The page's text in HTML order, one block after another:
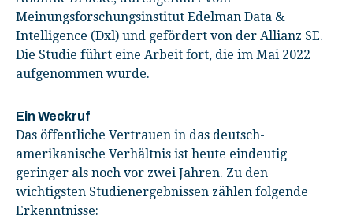
Meinungsforschungsinstitut Edelman Data &
Intelligence (Dxl) und gefördert von der Allianz SE.
Die Studie führt eine Arbeit fort, die im Mai 2022
aufgenommen wurde.
Ein Weckruf
Das öffentliche Vertrauen in das deutsch-
amerikanische Verhältnis ist heute eindeutig
geringer als noch vor zwei Jahren. Zu den
wichtigsten Studienergebnissen zählen folgende
Erkenntnisse: